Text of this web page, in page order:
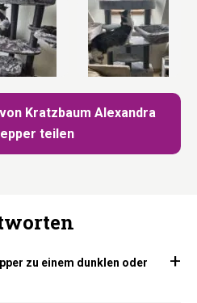
Kratzbaum Alexandra
teilen
zu einem dunklen oder